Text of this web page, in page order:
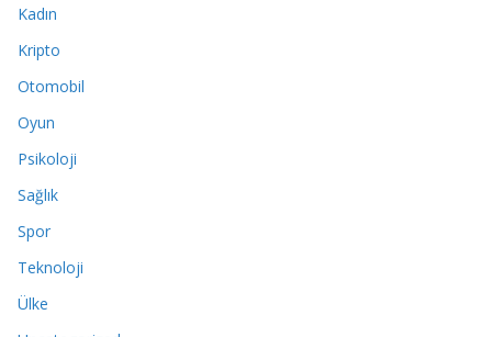
Kadın
Kripto
Otomobil
Oyun
Psikoloji
Sağlık
Spor
Teknoloji
Ülke